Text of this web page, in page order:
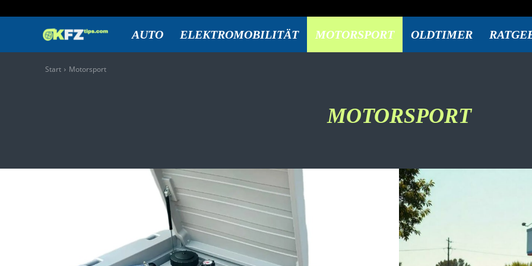
KFZtips.com
AUTO ELEKTROMOBILITÄT MOTORSPORT OLDTIMER
Start Motorsport
MOTORSPORT